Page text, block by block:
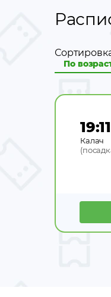
По
19:11
Калач
(